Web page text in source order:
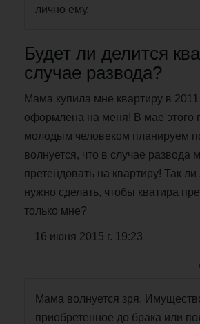
лично ему.
Будет ли делится
случае развода?
Мама купила мне квартиру в 2011
оформлена на меня! В мае этого
молодым человеком планируем
волнуется, что в случае развода
претендовать на квартиру! Так ли
нужно сделать, чтобы кватира
только мне?
16 июня 2015 г. 19:23
Мама волнуется зря.
приобретенное до брака или